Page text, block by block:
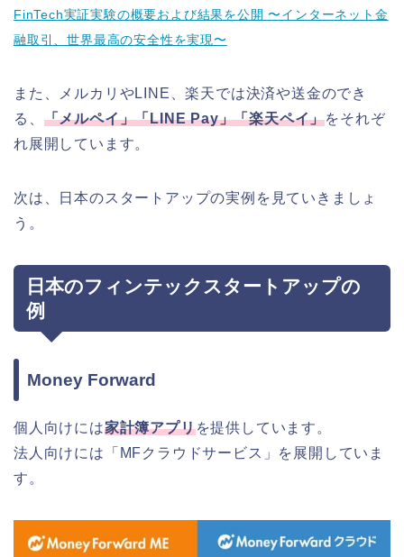
FinTech実証実験の概要および結果を公開 〜インターネット金
融取引、世界最高の安全性を実現〜
また、メルカリやLINE、楽天では決済や送金のでき
る、 「メルペイ」「LINE Pay」「楽天ペイ」をそれぞ
れ展開しています。
次は、日本のスタートアップの実例を見ていきましょ
う。
日本のフィンテックスタートアップの
例
Money Forward
個人向けには家計簿アプリを提供しています。
法人向けには「MFクラウドサービス」を展開していま
す。